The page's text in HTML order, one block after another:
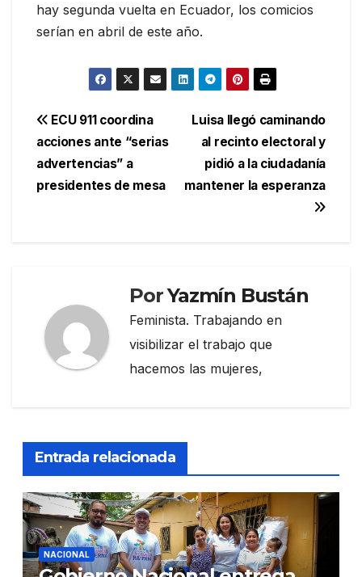
hay segunda vuelta en Ecuador, los comicios
serían en abril de este año.
Navegación
de
entradas
Luisa llegó caminando
al recinto electoral y
pidió a la ciudadanía
mantener la esperanza
ECU 911 coordina
acciones ante “serias
advertencias” a
presidentes de mesa
PorYazmín Bustán
Feminista. Trabajando en
visibilizar el trabajo que
hacemos las mujeres,
Entrada relacionada
NACIONAL